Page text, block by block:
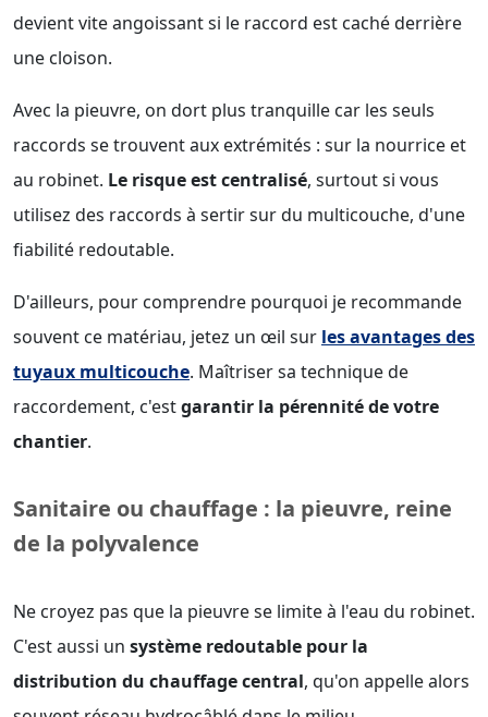
devient vite angoissant si le raccord est caché derrière
une cloison.
Avec la pieuvre, on dort plus tranquille car les seuls
raccords se trouvent aux extrémités : sur la nourrice et
au robinet. Le risque est centralisé, surtout si vous
utilisez des raccords à sertir sur du multicouche, d'une
fiabilité redoutable.
D'ailleurs, pour comprendre pourquoi je recommande
souvent ce matériau, jetez un œil sur les avantages des
tuyaux multicouche. Maîtriser sa technique de
raccordement, c'estgarantir la pérennité de votre
chantier.
Sanitaire ou chauffage : la pieuvre, reine
de la polyvalence
Ne croyez pas que la pieuvre se limite à l'eau du robinet.
C'est aussi un système redoutable pour la
distribution du chauffage central, qu'on appelle alors